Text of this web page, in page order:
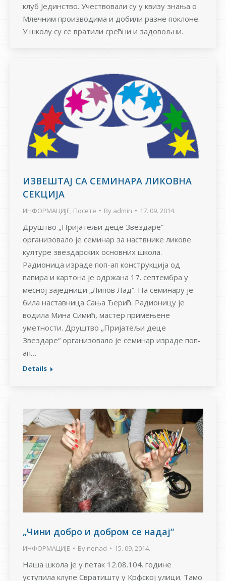
клуб Јединство. Учествовали су у квизу знања о
Млечним производима и добили разне поклоне.
У школу су се вратили срећни и задовољни.
ИЗВЕШТАЈ СА СЕМИНАРА ЛИКОВНА
СЕКЦИЈА
ИНФОРМАЦИЈЕ, Посете By admin 17. 09. 2014.
Друштво „Пријатељи деце Звездаре“
организовало је семинар за наствнике ликове
културе звездарских основних школа.
Радионица израде поп-ап конструкција од
папира и картона је одржана 17. септембра у
месној заједници „Липов Лад“. На семинару је
била наставница Сања Ђерић. Радионицу је
водила Мина Симић, мастер примењене
уметности. Друштво „Пријатељи деце
Звездаре“ организовало је семинар израде поп-
ап…
Details
„Чини добро и добром се надај“
ИНФОРМАЦИЈЕ By nenad 15. 09. 2014.
Наша школа је у петак 12.08.104. године
уступила клупе Свратишту у Крфској улици. Тамо